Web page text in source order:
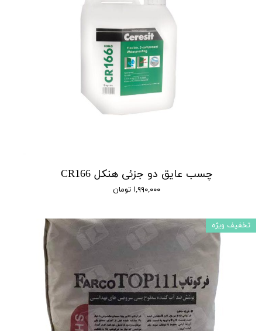
چسب عایق دو جزئی هنکل CR166
۱,۹۹۰,۰۰۰ تومان
تخفیف ویژه